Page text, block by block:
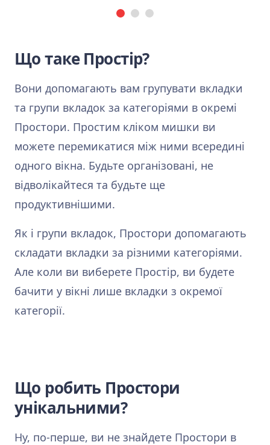
Що таке Простір?
Вони допомагають вам групувати вкладки
та групи вкладок за категоріями в окремі
Простори. Простим кліком мишки ви
можете перемикатися між ними всередині
одного вікна. Будьте організовані, не
відволікайтеся та будьте ще
продуктивнішими.
Як і групи вкладок, Простори допомагають
складати вкладки за різними категоріями.
Але коли ви виберете Простір, ви будете
бачити у вікні лише вкладки з окремої
категорії.
Що робить Простори
унікальними?
Ну, по-перше, ви не знайдете Простори в